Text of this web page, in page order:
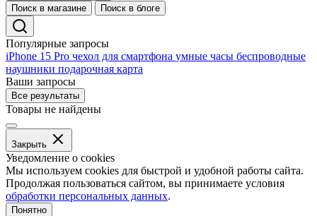
Поиск в магазине
Поиск в блоге
Популярные запросы
iPhone 15 Pro чехол для смартфона умные часы беспроводные
наушники подарочная карта
Ваши запросы
Все результаты
Товары не найдены
Закрыть
Уведомление о cookies
Мы используем cookies для быстрой и удобной работы сайта.
Продолжая пользоваться сайтом, вы принимаете условия
обработки персональных данных.
Понятно